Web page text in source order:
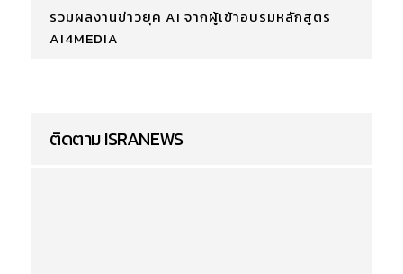
รวมผลงานข่าวยุค AI จากผู้เข้าอบรมหลักสูตร
AI4MEDIA
ติดตาม ISRANEWS